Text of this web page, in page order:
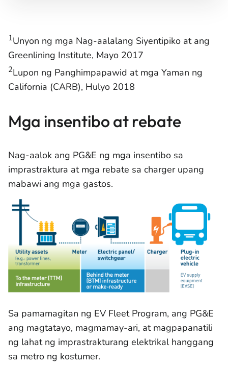
1Unyon ng mga Nag-aalalang Siyentipiko at ang
Greenlining Institute, Mayo 2017
2Lupon ng Panghimpapawid at mga Yaman ng
California (CARB), Hulyo 2018
Mga insentibo at rebate
Nag-aalok ang PG&E ng mga insentibo sa
imprastraktura at mga rebate sa charger upang
mabawi ang mga gastos.
Sa pamamagitan ng EV Fleet Program, ang PG&E
ang magtatayo, magmamay-ari, at magpapanatili
ng lahat ng imprastrakturang elektrikal hanggang
sa metro ng kostumer.